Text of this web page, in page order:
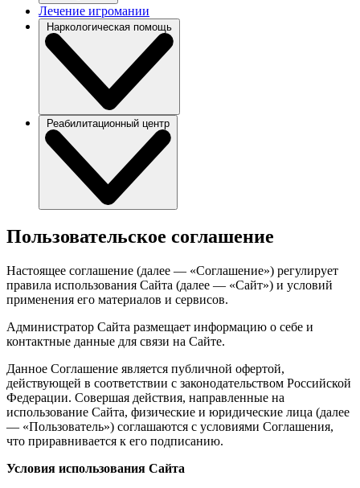
Лечение игромании
Наркологическая помощь
Реабилитационный центр
Пользовательское соглашение
Настоящее соглашение (далее — «Соглашение») регулирует
правила использования Сайта (далее — «Сайт») и условий
применения его материалов и сервисов.
Администратор Сайта размещает информацию о себе и
контактные данные для связи на Сайте.
Данное Соглашение является публичной офертой,
действующей в соответствии с законодательством Российской
Федерации. Совершая действия, направленные на
использование Сайта, физические и юридические лица (далее
— «Пользователь») соглашаются с условиями Соглашения,
что приравнивается к его подписанию.
Условия использования Сайта